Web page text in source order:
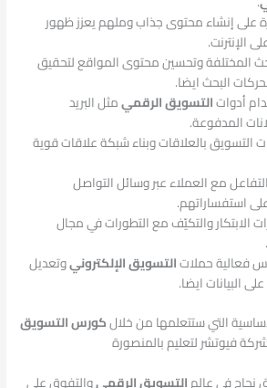
على إنشاء محتوى جذاب وملهم يعزز ظهور
الإنترنت.
المختلفة وتحسين محتوى المواقع لتحقيق
البحث ايضا.
أدواتالتسويق الرقميمثل البريد
المدفوعة.
التسويق بالعلاقات وبناء شبكة علاقات قوية
مع العملاء عبر وسائل التواصل
استفساراتهم.
الابتكار والتكيّف مع التطورات في مجال
فعالية حملاتالتسويق الإلكترونيوتعديل
البيانات ايضا.
التي ستتعلمها من خلالكورس التسويق
فيوتشر لتعليم بالمنصورة
نجاح في عالمالتسويق الرقميوالتفوق على